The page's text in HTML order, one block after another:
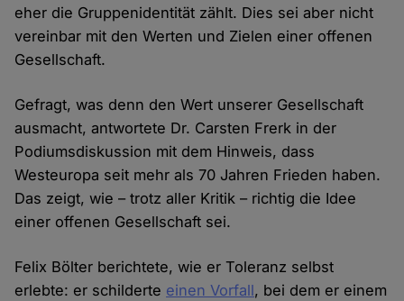
eher die Gruppenidentität zählt. Dies sei aber nicht
vereinbar mit den Werten und Zielen einer offenen
Gesellschaft.
Gefragt, was denn den Wert unserer Gesellschaft
ausmacht, antwortete Dr. Carsten Frerk in der
Podiumsdiskussion mit dem Hinweis, dass
Westeuropa seit mehr als 70 Jahren Frieden haben.
Das zeigt, wie – trotz aller Kritik – richtig die Idee
einer offenen Gesellschaft sei.
Felix Bölter berichtete, wie er Toleranz selbst
erlebte: er schilderte einen Vorfall, bei dem er einem